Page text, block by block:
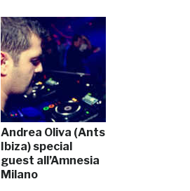
Andrea Oliva (Ants
Ibiza) special
guest all’Amnesia
Milano